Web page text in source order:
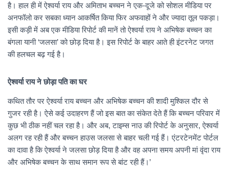
है। हाल ही में ऐश्वर्या राय और अमिताभ बच्चन ने एक-दूजे को सोशल मीडिया पर
अनफॉलो कर सबका ध्यान आकर्षित किया फिर अफवाहों ने और ज्यादा तूल पकड़ा।
इसी कड़ी में अब एक मीडिया रिपोर्ट की मानें तो ऐश्वर्या राय ने अभिषेक बच्चन का
बंगला यानी ‘जलसा’ को छोड़ दिया है। इस रिपोर्ट के बाहर आते ही इंटरनेट जगत
की हलचल बढ़ गई है।
ऐश्वर्या राय ने छोड़ा पति का घर
कथित तौर पर ऐश्वर्या राय बच्चन और अभिषेक बच्चन की शादी मुश्किल दौर से
गुजर रही है। ऐसे कई उदाहरण हैं जो इस बात का संकेत देते हैं कि बच्चन परिवार में
कुछ भी ठीक नहीं चल रहा है। और अब, टाइम्स नाउ की रिपोर्ट के अनुसार, ऐश्वर्या
अलग रह रही हैं और बच्चन हाउस जलसा से बाहर चली गई हैं। एंटरटेनमेंट पोर्टल
का दावा है कि ऐश्वर्या ने जलसा छोड़ दिया है और वह अपना समय अपनी मां वृंदा राय
और अभिषेक बच्चन के साथ समान रूप से बांट रही हैं।’